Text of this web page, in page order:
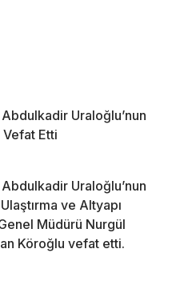
Abdulkadir Uraloğlu’nun
Vefat Etti
Abdulkadir Uraloğlu’nun
ve Altyapı
Müdürü Nurgül
Köroğlu vefat etti.